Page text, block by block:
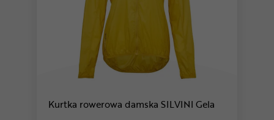
czarny
Kurtka rowerowa damska SILVINI Gela